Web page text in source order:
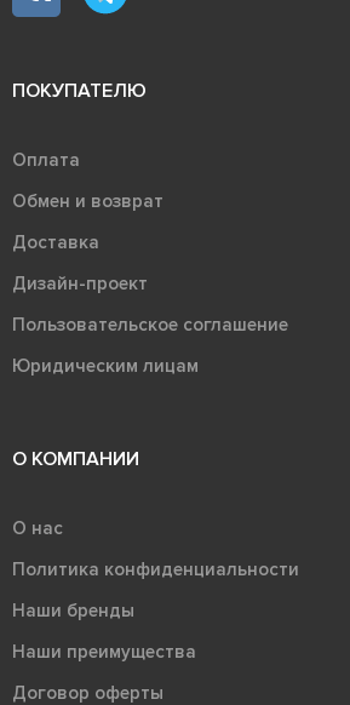
ПОКУПАТЕЛЮ
Оплата
Обмен и возврат
Доставка
Дизайн-проект
Пользовательское соглашение
Юридическим лицам
О КОМПАНИИ
О нас
Политика конфиденциальности
Наши бренды
Наши преимущества
Договор оферты